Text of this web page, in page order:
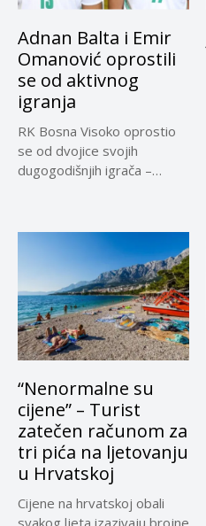
Adnan Balta i Emir
Omanović oprostili
se od aktivnog
igranja
RK Bosna Visoko oprostio
se od dvojice svojih
dugogodišnjih igrača –
“Nenormalne su
cijene” – Turist
zatečen računom za
tri pića na ljetovanju
u Hrvatskoj
Cijene na hrvatskoj obali
svakog ljeta izazivaju brojne